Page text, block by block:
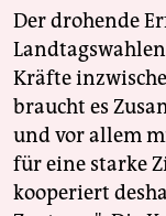
Der drohende
Kräfte
braucht es
und vor allem
für eine starke
kooperiert